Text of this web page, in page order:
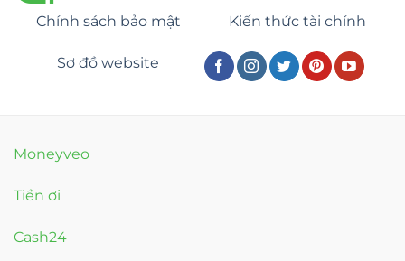
Chính sách bảo mật Kiến thức tài chính
Sơ đồ website
Moneyveo
Tiền ơi
Cash24